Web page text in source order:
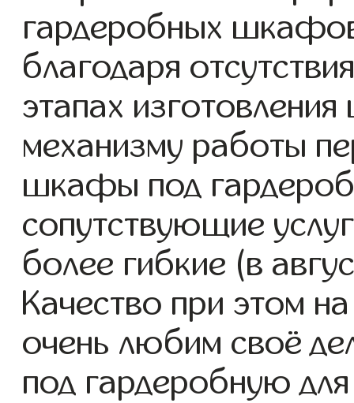
гардеробных
благодаря
этапах
механизму работы
шкафы под
сопутствующие
более гибкие (в
Качество при этом
очень любим своё
под гардеробную